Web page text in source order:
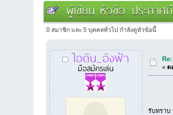
ผู้เขียน หัวข้อ: ประกาศ
0 สมาชิก และ 5 บุคคลทั่วไป กำลังดูหัวข้อนี้
ไอดิน_อิงฟ้า
มือสมัครเล่น «ต
รับทรา